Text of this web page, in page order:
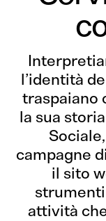
About
Branding
Clienti
l’identità
traspaiano
la sua
campagne
il sito
attività